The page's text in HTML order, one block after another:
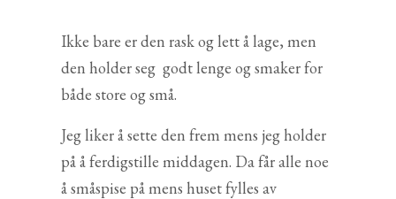
Ikke bare er den rask og lett å lage, men
den holder seg godt lenge og smaker for
både store og små.
Jeg liker å sette den frem mens jeg holder
på å ferdigstille middagen. Da får alle noe
å småspise på mens huset fylles av